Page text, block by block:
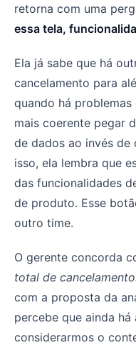
retorna com uma
essa tela,
Ela já sabe que há
cancelamento para
quando há
mais coerente pegar
de dados ao invés de
isso, ela lembra que
das funcionalidades
de produto. Esse
outro time.
O gerente concorda
total de
com a proposta da
percebe que ainda
considerarmos o